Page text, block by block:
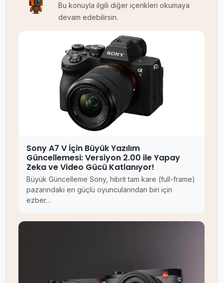
Bu konuyla ilgili diğer içerikleri okumaya
devam edebilirsin.
Sony A7 V İçin Büyük Yazılım
Güncellemesi: Versiyon 2.00 ile Yapay
Zeka ve Video Gücü Katlanıyor!
Büyük Güncelleme Sony, hibrit tam kare (full-frame)
pazarındaki en güçlü oyuncularından biri için
ezber…